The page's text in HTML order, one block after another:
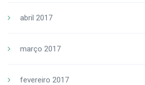
abril 2017
março 2017
fevereiro 2017